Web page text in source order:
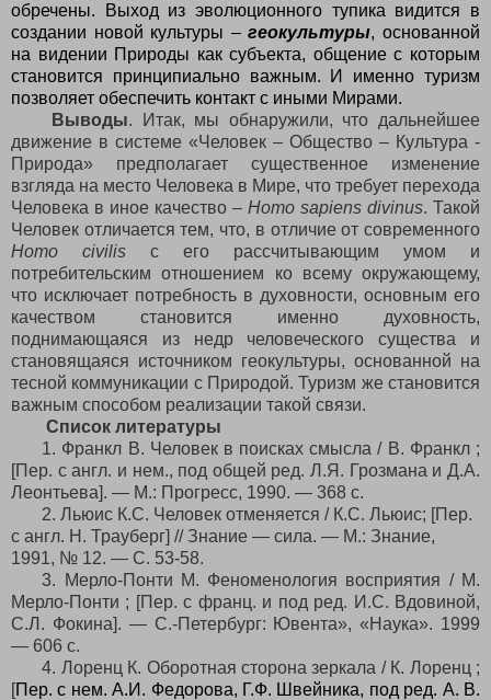
обречены. Выход из эволюционного тупика видится в
создании новой культуры –геокультуры, основанной
на видении Природы как субъекта, общение с которым
становится принципиально важным. И именно туризм
позволяет обеспечить контакт с иными Мирами.
Выводы. Итак, мы обнаружили, что дальнейшее
движение в системе «Человек – Общество – Культура -
Природа» предполагает существенное изменение
взгляда на место Человека в Мире, что требует перехода
Человека в иное качество – Homo sapiens divinus. Такой
Человек отличается тем, что, в отличие от современного
Homo
civilis с его рассчитывающим умом и
потребительским отношением ко всему окружающему,
что исключает потребность в духовности, основным его
качеством становится именно духовность,
поднимающаяся из недр человеческого существа и
становящаяся источником геокультуры, основанной на
тесной коммуникации с Природой. Туризм же становится
важным способом реализации такой связи.
Список литературы
1. Франкл В. Человек в поисках смысла / В. Франкл ;
[Пер. с англ. и нем., под общей ред. Л.Я. Грозмана и Д.А.
Леонтьева]. — М.: Прогресс, 1990. — 368 с.
2. Льюис К.С. Человек отменяется / К.С. Льюис; [Пер.
с англ. Н. Трауберг] // Знание — сила. — М.: Знание,
1991, № 12. — С. 53-58.
3. Мерло-Понти М. Феноменология восприятия / М.
Мерло-Понти ; [Пер. с франц. и под ред. И.С. Вдовиной,
С.Л. Фокина]. — С.-Петербург: Ювента», «Наука». 1999
— 606 с.
4. Лоренц К. Оборотная сторона зеркала / К. Лоренц ;
[Пер. с нем. А.И. Федорова, Г.Ф. Швейника, под ред. А. В.